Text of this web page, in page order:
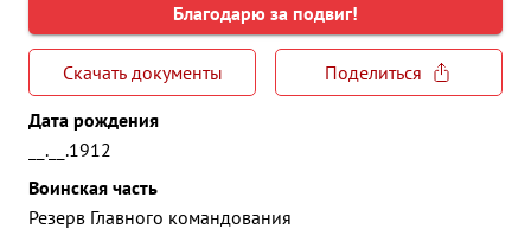
Благодарю за подвиг!
Скачать документы
Поделиться
Дата рождения
__.__.1912
Воинская часть
Резерв Главного командования